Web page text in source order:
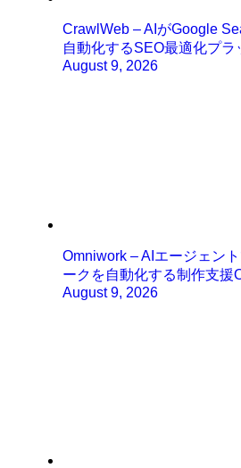
CrawlWeb – AIがGoogle
自動化するSEO最適化プラ
August 9, 2026
Omniwork – AIエージェン
ークを自動化する制作支援
August 9, 2026